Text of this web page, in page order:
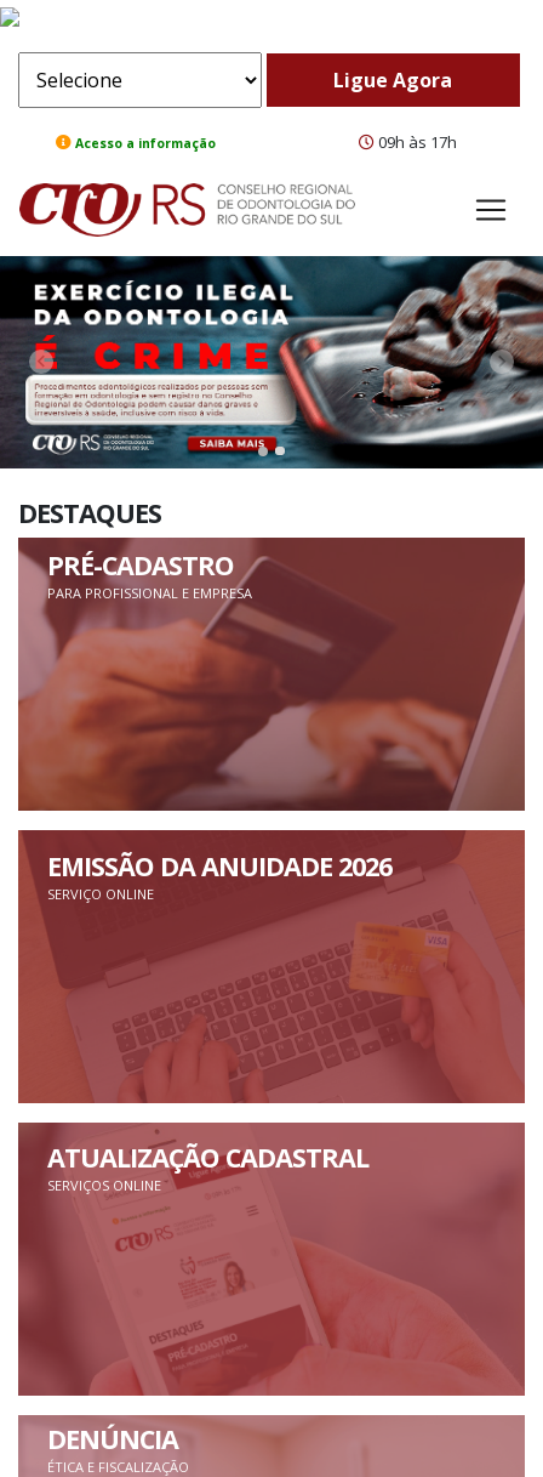
Acesso a informação 09h às 17h
ComeBack
DESTAQUES
PRÉ-CADASTRO
PARA PROFISSIONAL E EMPRESA
EMISSÃO DA ANUIDADE 2026
SERVIÇO ONLINE
ATUALIZAÇÃO CADASTRAL
SERVIÇOS ONLINE
DENÚNCIA
ÉTICA E FISCALIZAÇÃO